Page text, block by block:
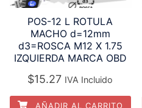
POS-12 L ROTULA
MACHO d=12mm
d3=ROSCA M12 X 1.75
IZQUIERDA MARCA OBD
$15.27 IVA Incluido
AÑADIR AL CARRITO